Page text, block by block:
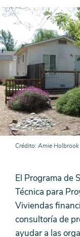
Crédito Amie Holbrook
El Programa de
Técnica para
Viviendas
consultoría de
ayudar a las